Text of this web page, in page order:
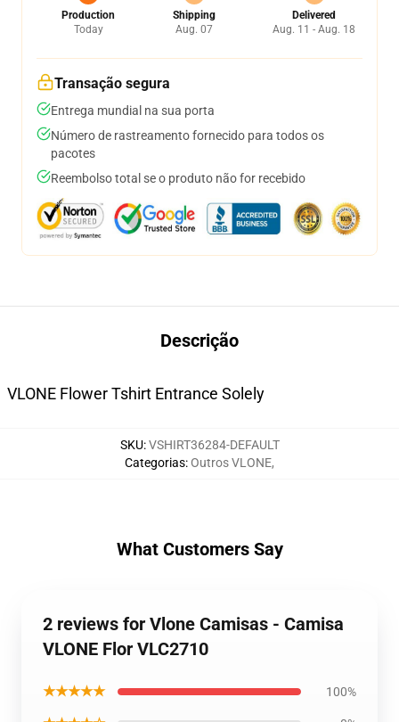
Production
Today
Shipping
Aug. 07
Delivered
Aug. 11 - Aug. 18
Transação segura
Entrega mundial na sua porta
Número de rastreamento fornecido para todos os
pacotes
Reembolso total se o produto não for recebido
Descrição
VLONE Flower Tshirt Entrance Solely
SKU:VSHIRT36284-DEFAULT
Categorias:Outros VLONE,
What Customers Say
2 reviews for Vlone Camisas - Camisa
VLONE Flor VLC2710
★★★★★ 100%